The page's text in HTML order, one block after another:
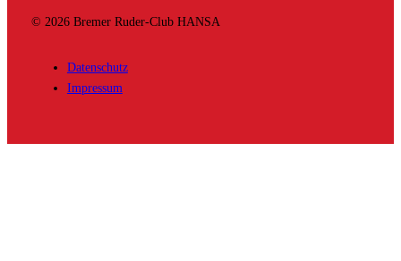
© 2026 Bremer Ruder-Club HANSA
Datenschutz
Impressum